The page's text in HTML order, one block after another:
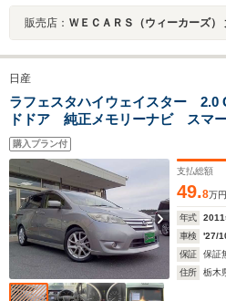
販売店： ＷＥＣＡＲＳ（ウィーカーズ）
日産
ラフェスタハイウェイスター
ドドア 純正メモリーナビ スマ
HIDヘッドライト フォグランプ
イール
購入プラン付
支払総額
49.8万円
年式 2011
車検
'27/
保証
保証
住所
栃木